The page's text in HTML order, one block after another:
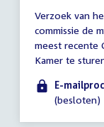
vergadering
tot
17:00
uur
Verzoek van
commissie de
meest recente
Kamer te
E-
(besloten)